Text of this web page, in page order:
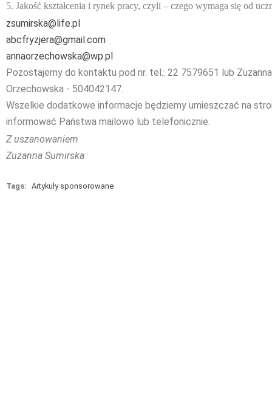
5. Jakość kształcenia i rynek pracy, czyli – czego wymaga się od
zsumirska@life.pl
abcfryzjera@gmail.com
annaorzechowska@wp.pl
Pozostajemy do kontaktu pod nr. tel.: 22 7579651 lub
Orzechowska - 504042147.
Wszelkie dodatkowe informacje będziemy umieszczać na
informować Państwa mailowo lub telefonicznie.
Z uszanowaniem
Zuzanna Sumirska
Tags: Artykuły sponsorowane